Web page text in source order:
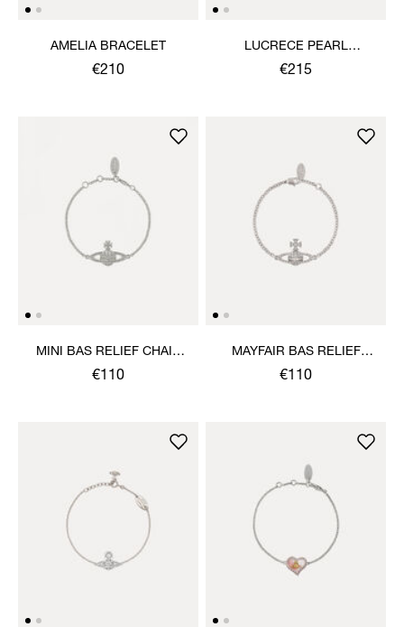
AMELIA BRACELET
€210
LUCRECE PEARL
BRACELET
€215
MINI BAS RELIEF CHAIN
BRACELET
€110
MAYFAIR BAS RELIEF
BRACELET
€110